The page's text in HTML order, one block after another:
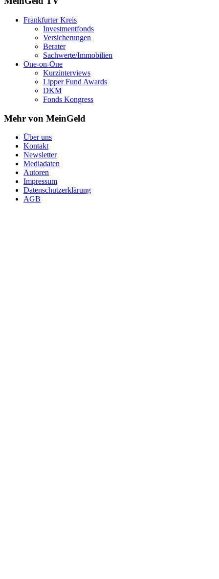
Frankfurter Kreis
Investmentfonds
Versicherungen
Berater
Sachwerte/Immobilien
One-on-One
Kurzinterviews
Lipper Fund Awards
DKM
Fonds Kongress
Mehr von MeinGeld
Über uns
Kontakt
Newsletter
Mediadaten
Autoren
Impressum
Datenschutzerklärung
AGB